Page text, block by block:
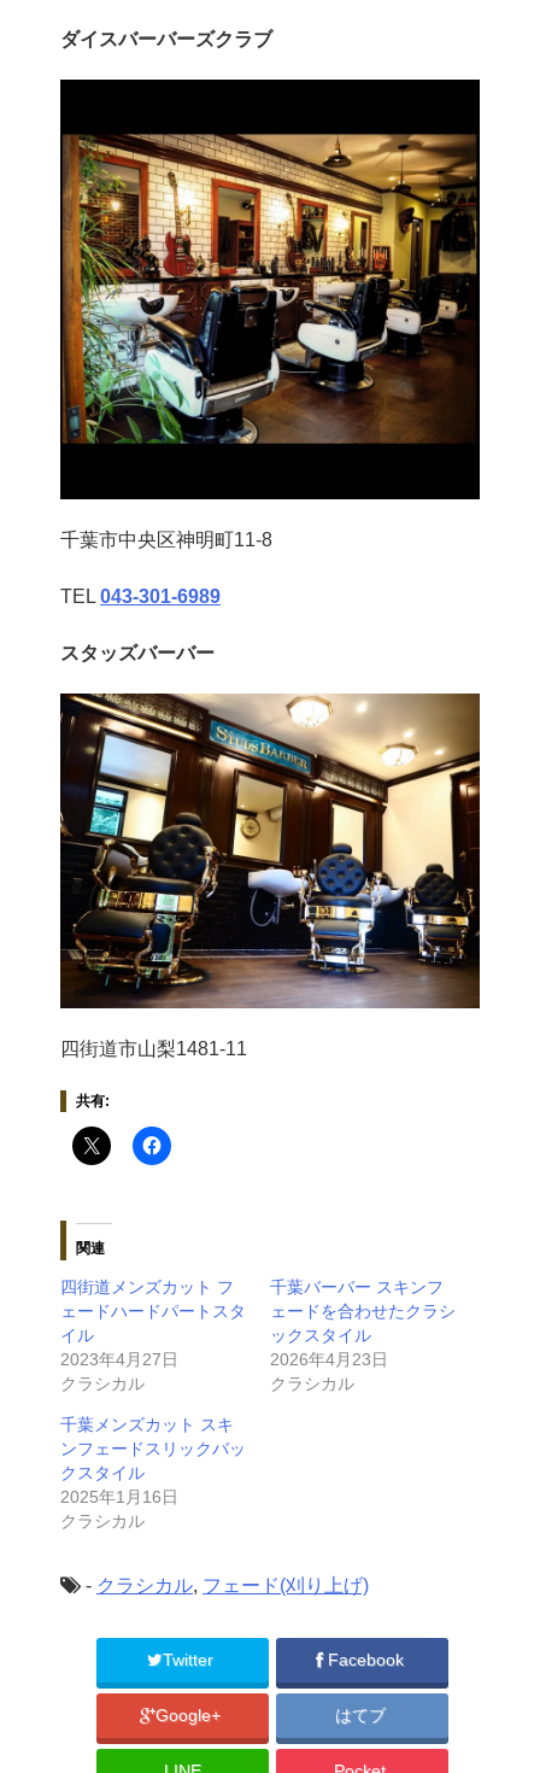
ダイスバーバーズクラブ
千葉市中央区神明町11-8
TEL 043‐301‐6989
スタッズバーバー
四街道市山梨1481-11
共有:
関連
四街道メンズカット フ
ェードハードパートスタ
イル
2023年4月27日
クラシカル
千葉バーバー スキンフ
ェードを合わせたクラシ
ックスタイル
2026年4月23日
クラシカル
千葉メンズカット スキ
ンフェードスリックバッ
クスタイル
2025年1月16日
クラシカル
- クラシカル, フェード(刈り上げ)
Twitter Facebook
Google+ はてブ